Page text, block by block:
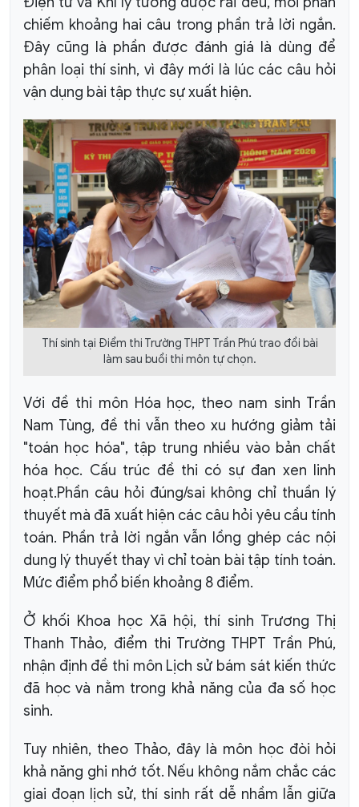
chiếm khoảng hai câu trong phần trả lời ngắn.
Đây cũng là phần được đánh giá là dùng để
phân loại thí sinh, vì đây mới là lúc các câu hỏi
vận dụng bài tập thực sự xuất hiện.
Thí sinh tại Điểm thi Trường THPT Trần Phú trao đổi bài
làm sau buổi thi môn tự chọn.
Với đề thi môn Hóa học, theo nam sinh Trần
Nam Tùng, đề thi vẫn theo xu hướng giảm tải
"toán học hóa", tập trung nhiều vào bản chất
hóa học. Cấu trúc đề thi có sự đan xen linh
hoạt.Phần câu hỏi đúng/sai không chỉ thuần lý
thuyết mà đã xuất hiện các câu hỏi yêu cầu tính
toán. Phần trả lời ngắn vẫn lồng ghép các nội
dung lý thuyết thay vì chỉ toàn bài tập tính toán.
Mức điểm phổ biến khoảng 8 điểm.
Ở khối Khoa học Xã hội, thí sinh Trương Thị
Thanh Thảo, điểm thi Trường THPT Trần Phú,
nhận định đề thi môn Lịch sử bám sát kiến thức
đã học và nằm trong khả năng của đa số học
sinh.
Tuy nhiên, theo Thảo, đây là môn học đòi hỏi
khả năng ghi nhớ tốt. Nếu không nắm chắc các
giai đoạn lịch sử, thí sinh rất dễ nhầm lẫn giữa